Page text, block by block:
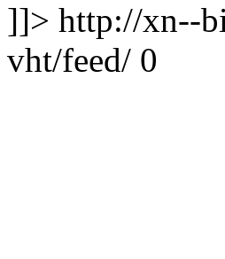
]]> http://xn--
vht/feed/ 0